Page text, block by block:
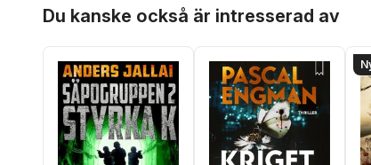
Du kanske också är intresserad av